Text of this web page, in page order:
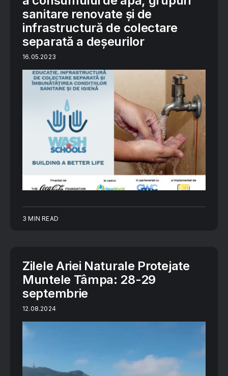
sanitare renovate și de
infrastructură de colectare
separată a deșeurilor
16.05.2023
3 MIN READ
Zilele Ariei Naturale Protejate
Muntele Tâmpa: 28-29
septembrie
12.08.2024